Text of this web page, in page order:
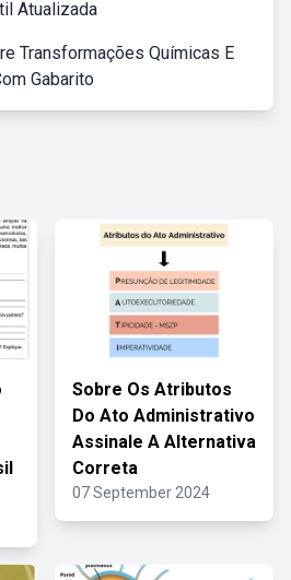
Atualizada
Transformações Químicas E
Gabarito
Sobre Os Atributos
Do Ato Administrativo
Assinale A Alternativa
Correta
07 September 2024